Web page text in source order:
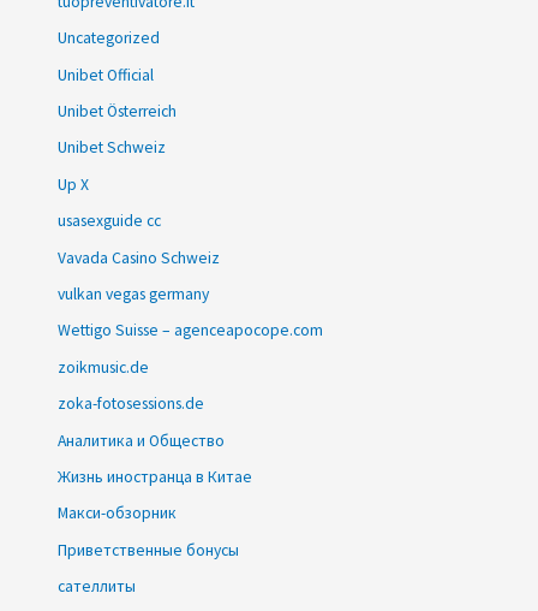
Uncategorized
Unibet Official
Unibet Österreich
Unibet Schweiz
Up X
usasexguide cc
Vavada Casino Schweiz
vulkan vegas germany
Wettigo Suisse – agenceapocope.com
zoikmusic.de
zoka-fotosessions.de
Аналитика и Общество
Жизнь иностранца в Китае
Макси-обзорник
Приветственные бонусы
сателлиты